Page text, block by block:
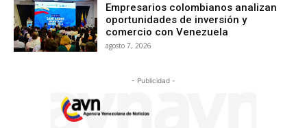
Empresarios colombianos analizan
oportunidades de inversión y
comercio con Venezuela
agosto 7, 2026
- Publicidad -